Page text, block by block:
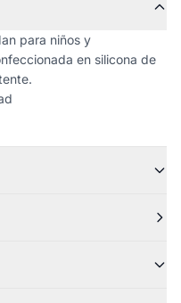
para niños y
en silicona de